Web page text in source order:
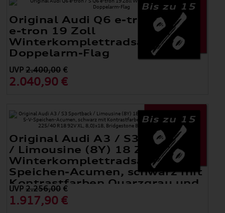
Bis zu 15
Original Audi Q6 e-tron / S Q6
e-tron 19 Zoll
Winterkomplettradsatz 5-
Doppelarm-Flag
UVP2.400,00 €
2.040,90 €
Bis zu 15
Original Audi A3 / S3 Sportback
/ Limousine (8Y) 18 Zoll
Winterkomplettradsatz 5-V-
Speichen-Acumen, schwarz mit
Kontrastfarben Quarzgrau und
Signalrot
225/40 R18 92V XL, 8,0Jx18, Bridgestone Blizzak LM005 AO
UVP2.256,00 €
1.917,90 €